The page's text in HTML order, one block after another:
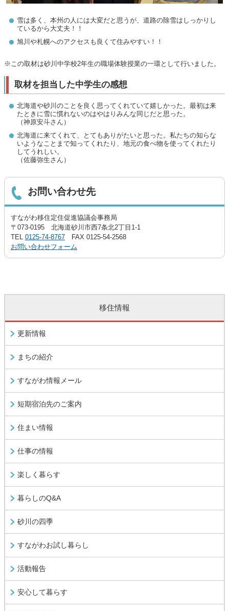
雪は多く、本州の人には大変だと思うが、道路の除雪はしっかりし
ているから大丈夫！！
旭川や札幌へのアクセスも良くて住みやすい！！
※この取材は砂川中学校2年生の職場体験授業の一環として行いました。
取材を担当した中学生の感想
北海道や砂川のことを良く思ってくれていて嬉しかった。最初は来
たときに雪に慣れないのはやはりみんな同じだと思った。
（神原安斗さん）
北海道に来てくれて、とてもありがたいと思った。私たちの知らな
いようなことまで知ってくれたり、地元の食べ物を使ってくれたり
してうれしい。
（佐藤弥生さん）
お問い合わせ先
すながわ移住定住促進協議会事務局
〒073-0195 北海道砂川市西7条北2丁目1-1
TEL 0125-74-8767 FAX 0125-54-2568
お問い合わせフォーム
移住情報
更新情報
まちの紹介
すながわ情報メール
短期宿泊先のご案内
住まい情報
仕事の情報
楽しく暮らす
暮らしのQ&A
砂川の四季
すながわお試し暮らし
活動報告
安心して暮らす